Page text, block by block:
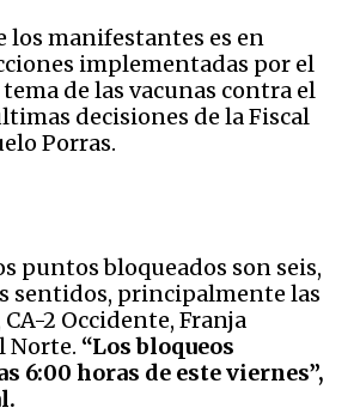
los manifestantes es en
implementadas por el
de las vacunas contra el
decisiones de la Fiscal
Porras.
puntos bloqueados son seis,
sentidos, principalmente las
2 Occidente, Franja
Norte. “Los bloqueos
6:00 horas de este viernes”,